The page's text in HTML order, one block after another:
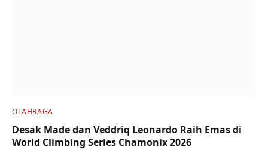
OLAHRAGA
Desak Made dan Veddriq Leonardo Raih Emas di
World Climbing Series Chamonix 2026